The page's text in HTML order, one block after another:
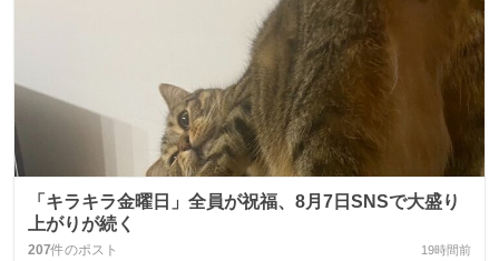
「キラキラ金曜日」全員が祝福、8月7日SNSで大盛り
上がりが続く
207件のポスト 19時間前